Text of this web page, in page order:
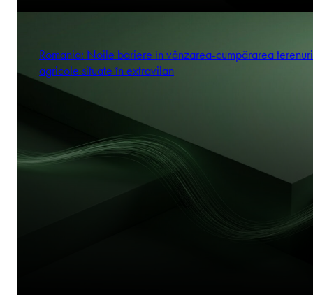
Romania: Noile bariere în vânzarea-cumpărarea
agricole situate în extravilan